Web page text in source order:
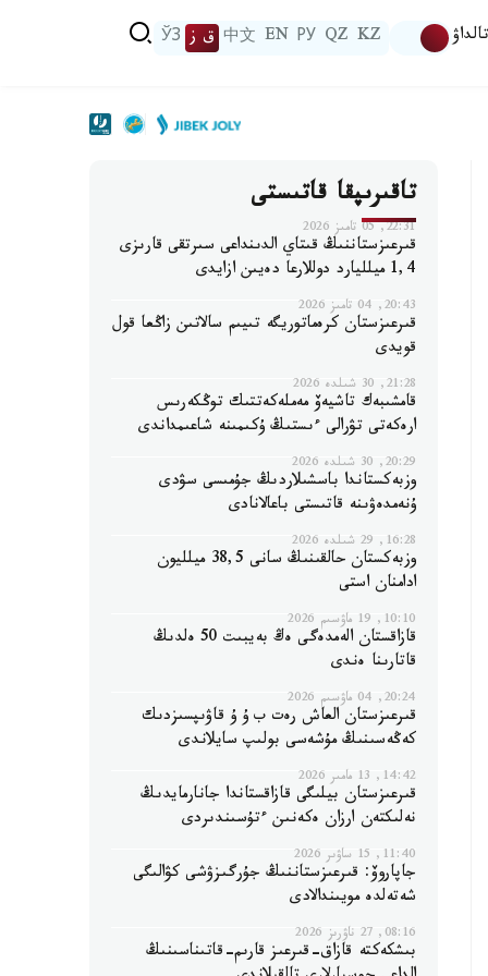
تالداۋ KZ
QZ
РУ
EN
中文 ق ز ЎЗ
تاقىرىپقا قاتىستى
22:31, 05 تامىز 2026
قىرعىزستاننىڭ قىتاي الدىنداعى سىرتقى قارىزى
1,4 ميلليارد دوللارعا دەيىن ازايدى
20:43, 04 تامىز 2026
قىرعىزستان كرەماتوريگە تىيىم سالاتىن زاڭعا قول
قويدى
21:28, 30 شىلدە 2026
قامشىبەك تاشيەۆ مەملەكەتتىك توڭكەرىس
ارەكەتى تۋرالى ءىستىڭ ۇكىمىنە شاعىمداندى
20:29, 30 شىلدە 2026
وزبەكستاندا باسشىلاردىڭ جۇمىسى سۋدى
ۇنەمدەۋىنە قاتىستى باعالانادى
16:28, 29 شىلدە 2026
وزبەكستان حالقىنىڭ سانى 38,5 ميلليون
ادامنان استى
10:10, 19 ماۋسىم 2026
قازاقستان الەمدەگى ەڭ بەيبىت 50 ەلدىڭ
قاتارىنا ەندى
20:24, 04 ماۋسىم 2026
قىرعىزستان العاش رەت ب ۇ ۇ قاۋىپسىزدىك
كەڭەسىنىڭ مۇشەسى بولىپ سايلاندى
14:42, 13 مامىر 2026
قىرعىزستان بيلىگى قازاقستاندا جانارمايدىڭ
نەلىكتەن ارزان ەكەنىن ءتۇسىندىردى
11:40, 15 ساۋىر 2026
جاپاروۆ: قىرعىزستاننىڭ جۇرگىزۋشى كۋالىگى
شەتەلدە مويىندالادى
08:16, 27 ناۋرىز 2026
بىشكەكتە قازاق-قىرعىز قارىم-قاتىناسىنىڭ